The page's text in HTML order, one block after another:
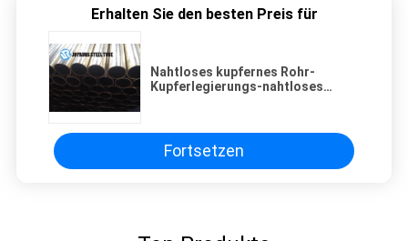
Erhalten Sie den besten Preis für
Nahtloses kupfernes Rohr-
Kupferlegierungs-nahtloses
Fortsetzen